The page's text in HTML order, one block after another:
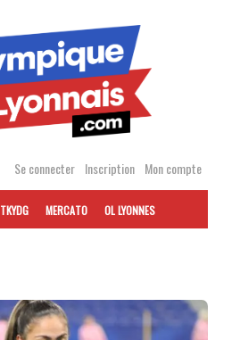
Se connecter Inscription Mon compte
TKYDG MERCATO OL LYONNES